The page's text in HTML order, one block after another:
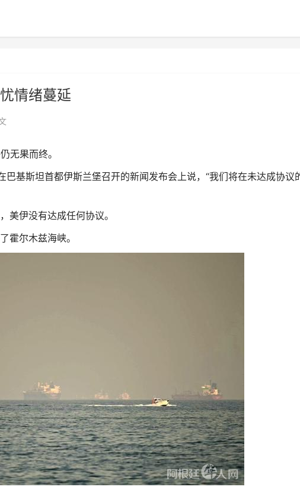
情绪蔓延
果而终。
基斯坦首都伊斯兰堡召开的新闻发布会上说，“我们将在未达成协议
伊没有达成任何协议。
尔木兹海峡。